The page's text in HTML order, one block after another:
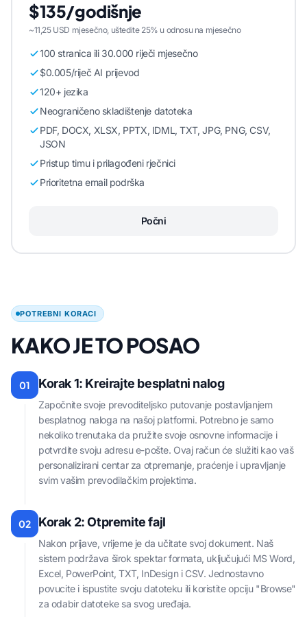
$135/godišnje
~11,25 USD mjesečno, uštedite 25% u odnosu na mjesečno
100 stranica ili 30.000 riječi mjesečno
$0.005/riječ AI prijevod
120+ jezika
Neograničeno skladištenje datoteka
PDF, DOCX, XLSX, PPTX, IDML, TXT, JPG, PNG, CSV,
JSON
Pristup timu i prilagođeni rječnici
Prioritetna email podrška
Počni
POTREBNI KORACI
KAKO JE TO POSAO
01 Korak 1: Kreirajte besplatni nalog
Započnite svoje prevoditeljsko putovanje postavljanjem
besplatnog naloga na našoj platformi. Potrebno je samo
nekoliko trenutaka da pružite svoje osnovne informacije i
potvrdite svoju adresu e-pošte. Ovaj račun će služiti kao vaš
personalizirani centar za otpremanje, praćenje i upravljanje
svim vašim prevodilačkim projektima.
02 Korak 2: Otpremite fajl
Nakon prijave, vrijeme je da učitate svoj dokument. Naš
sistem podržava širok spektar formata, uključujući MS Word,
Excel, PowerPoint, TXT, InDesign i CSV. Jednostavno
povucite i ispustite svoju datoteku ili koristite opciju "Browse"
za odabir datoteke sa svog uređaja.